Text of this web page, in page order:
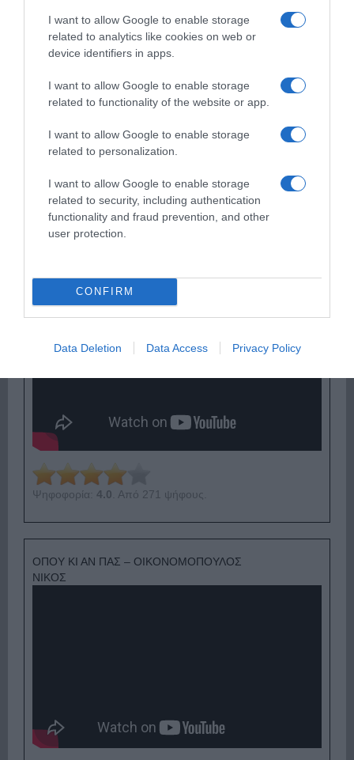
I want to allow Google to enable storage
related to analytics like cookies on web or
device identifiers in apps.
I want to allow Google to enable storage
related to functionality of the website or app.
I want to allow Google to enable storage
related to personalization.
I want to allow Google to enable storage
related to security, including authentication
functionality and fraud prevention, and other
user protection.
CONFIRM
Data Deletion Data Access Privacy Policy
Ψηφοφορία: 4.1. Από 325 ψήφους.
ΕΞΑΙΡΕΣΗ – ΒΙΣΣΗ ΑΝΝΑ
Ψηφοφορία: 4.0 . Από 271 ψήφους.
ΟΠΟΥ ΚΙ ΑΝ ΠΑΣ – ΟΙΚΟΝΟΜΟΠΟΥΛΟΣ
ΝΙΚΟΣ